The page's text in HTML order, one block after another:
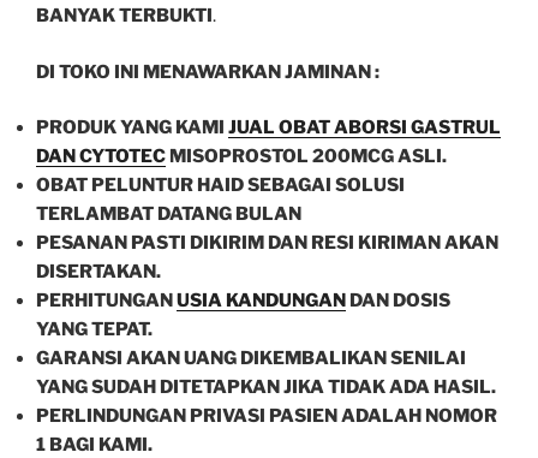
BANYAK TERBUKTI.
DI TOKO INI MENAWARKAN JAMINAN :
PRODUK YANG KAMI JUAL OBAT ABORSI GASTRUL
DAN CYTOTEC MISOPROSTOL 200MCG ASLI.
OBAT PELUNTUR HAID SEBAGAI SOLUSI
TERLAMBAT DATANG BULAN
PESANAN PASTI DIKIRIM DAN RESI KIRIMAN AKAN
DISERTAKAN.
PERHITUNGANUSIA KANDUNGAN DAN DOSIS
YANG TEPAT.
GARANSI AKAN UANG DIKEMBALIKAN SENILAI
YANG SUDAH DITETAPKAN JIKA TIDAK ADA HASIL.
PERLINDUNGAN PRIVASI PASIEN ADALAH NOMOR
1 BAGI KAMI.